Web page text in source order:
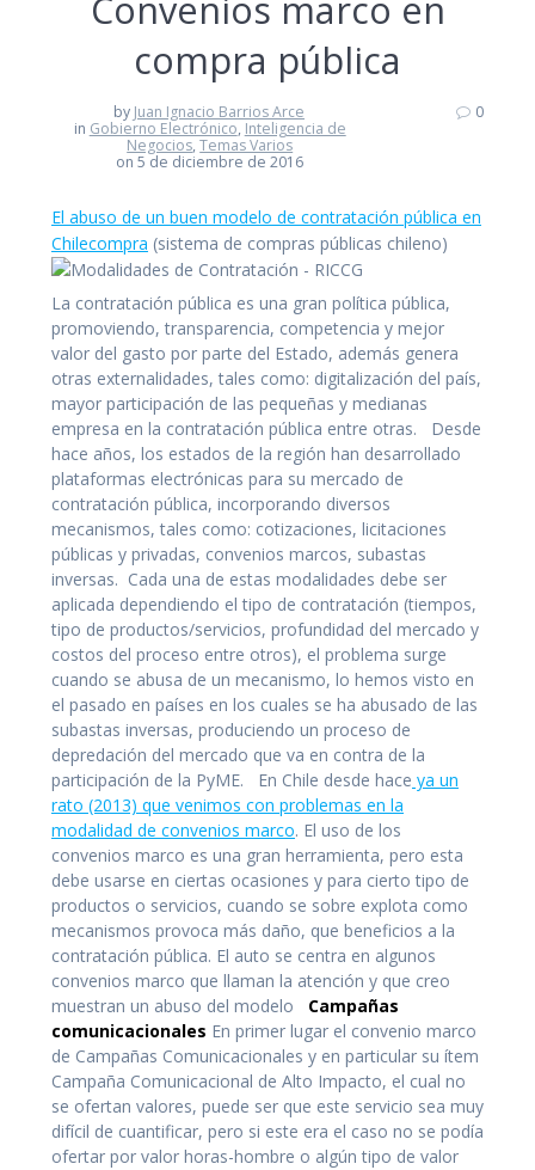
compra pública
by Juan Ignacio Barrios Arce
in Gobierno Electrónico, Inteligencia de
Negocios,Temas Varios
on 5 de diciembre de 2016
0
El abuso de un buen modelo de contratación pública en
Chilecompra (sistema de compras públicas chileno)
La contratación pública es una gran política pública,
promoviendo, transparencia, competencia y mejor
valor del gasto por parte del Estado, además genera
otras externalidades, tales como: digitalización del país,
mayor participación de las pequeñas y medianas
empresa en la contratación pública entre otras. Desde
hace años, los estados de la región han desarrollado
plataformas electrónicas para su mercado de
contratación pública, incorporando diversos
mecanismos, tales como: cotizaciones, licitaciones
públicas y privadas, convenios marcos, subastas
inversas. Cada una de estas modalidades debe ser
aplicada dependiendo el tipo de contratación (tiempos,
tipo de productos/servicios, profundidad del mercado y
costos del proceso entre otros), el problema surge
cuando se abusa de un mecanismo, lo hemos visto en
el pasado en países en los cuales se ha abusado de las
subastas inversas, produciendo un proceso de
depredación del mercado que va en contra de la
participación de la PyME. En Chile desde hace ya un
rato (2013) que venimos con problemas en la
modalidad de convenios marco. El uso de los
convenios marco es una gran herramienta, pero esta
debe usarse en ciertas ocasiones y para cierto tipo de
productos o servicios, cuando se sobre explota como
mecanismos provoca más daño, que beneficios a la
contratación pública. El auto se centra en algunos
convenios marco que llaman la atención y que creo
muestran un abuso del modelo Campañas
comunicacionales En primer lugar el convenio marco
de Campañas Comunicacionales y en particular su ítem
Campaña Comunicacional de Alto Impacto, el cual no
se ofertan valores, puede ser que este servicio sea muy
difícil de cuantificar, pero si este era el caso no se podía
ofertar por valor horas-hombre o algún tipo de valor